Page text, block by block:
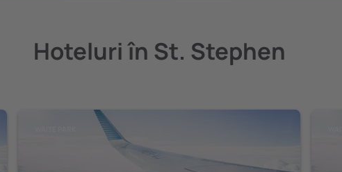
Hoteluri în St. Stephen